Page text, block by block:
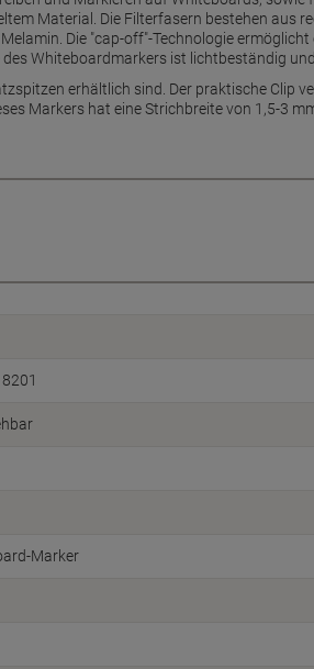
Material. Die Filterfasern bestehen aus
Die "cap-off"-Technologie
Whiteboardmarkers ist lichtbeständig
erhältlich sind. Der praktische Clip
Markers hat eine Strichbreite von 1,5-3
Marker